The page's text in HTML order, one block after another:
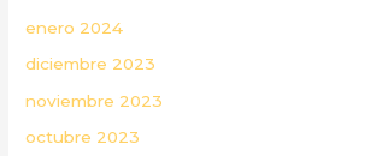
enero 2024
diciembre 2023
noviembre 2023
octubre 2023